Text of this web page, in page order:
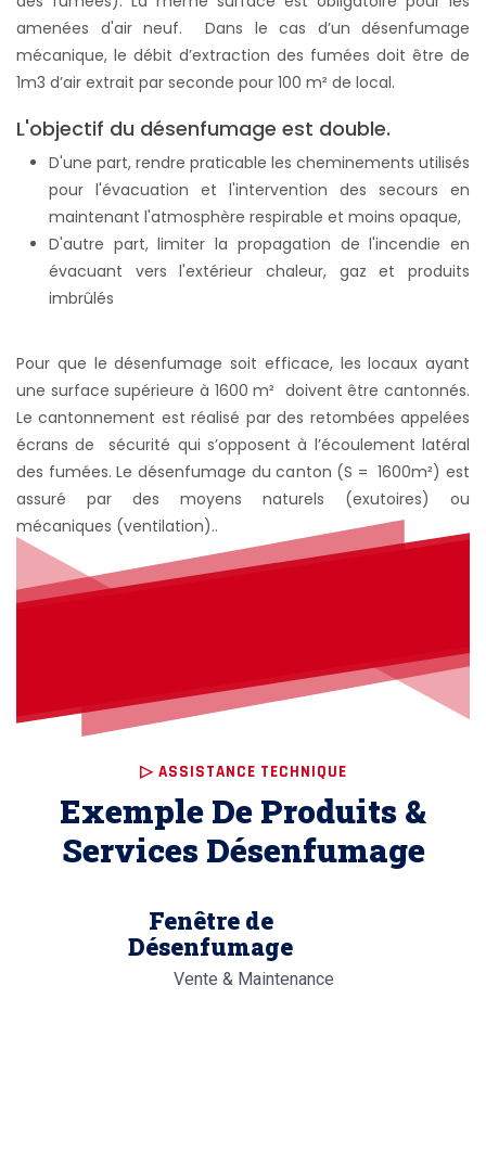
amenées d'air neuf. Dans le cas d’un désenfumage
mécanique, le débit d’extraction des fumées doit être de
1m3 d’air extrait par seconde pour 100 m² de local.
L'objectif du désenfumage est double.
D'une part, rendre praticable les cheminements utilisés
pour l'évacuation et l'intervention des secours en
maintenant l'atmosphère respirable et moins opaque,
D'autre part, limiter la propagation de l'incendie en
évacuant vers l'extérieur chaleur, gaz et produits
imbrûlés
Pour que le désenfumage soit efficace, les locaux ayant
une surface supérieure à 1600 m² doivent être cantonnés.
Le cantonnement est réalisé par des retombées appelées
écrans de sécurité qui s’opposent à l’écoulement latéral
des fumées. Le désenfumage du canton (S = 1600m²) est
assuré par des moyens naturels (exutoires) ou
mécaniques (ventilation)..
▷ ASSISTANCE TECHNIQUE
Exemple De Produits &
Services Désenfumage
Fenêtre de
Désenfumage
Vente & Maintenance